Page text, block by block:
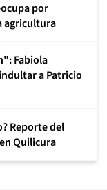
por
agricultura
Fabiola
a Patricio
Reporte del
Quilicura